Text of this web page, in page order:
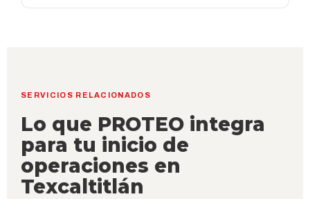
SERVICIOS RELACIONADOS
Lo que PROTEO integra
para tu inicio de
operaciones en
Texcaltitlán